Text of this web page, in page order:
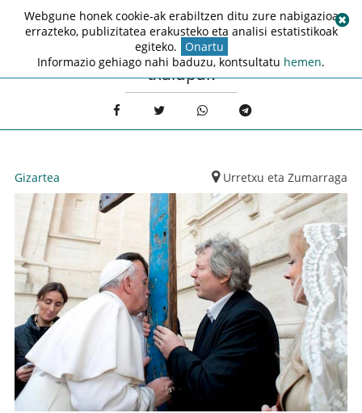
txalupak
Gizartea Urretxu eta Zumarraga
Webgune honek cookie-ak erabiltzen ditu zure nabigazioa
errazteko, publizitatea erakusteko eta analisi estatistikoak
egiteko. Onartu
Informazio gehiago nahi baduzu, kontsultatu hemen.